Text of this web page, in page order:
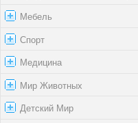
Мебель
Спорт
Медицина
Мир Животных
Детский Мир